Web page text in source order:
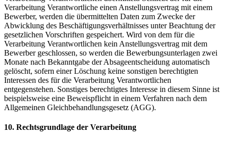
Verarbeitung Verantwortliche einen Anstellungsvertrag mit einem
Bewerber, werden die übermittelten Daten zum Zwecke der
Abwicklung des Beschäftigungsverhältnisses unter Beachtung der
gesetzlichen Vorschriften gespeichert. Wird von dem für die
Verarbeitung Verantwortlichen kein Anstellungsvertrag mit dem
Bewerber geschlossen, so werden die Bewerbungsunterlagen zwei
Monate nach Bekanntgabe der Absageentscheidung automatisch
gelöscht, sofern einer Löschung keine sonstigen berechtigten
Interessen des für die Verarbeitung Verantwortlichen
entgegenstehen. Sonstiges berechtigtes Interesse in diesem Sinne ist
beispielsweise eine Beweispflicht in einem Verfahren nach dem
Allgemeinen Gleichbehandlungsgesetz (AGG).
10. Rechtsgrundlage der Verarbeitung